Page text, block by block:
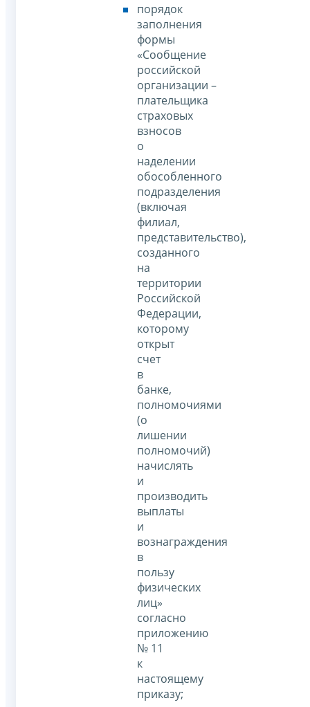
порядок
заполнения
формы
«Сообщение
российской
организации –
плательщика
страховых
взносов
о
наделении
обособленного
подразделения
(включая
филиал,
представительство),
созданного
на
территории
Российской
Федерации,
которому
открыт
счет
в
банке,
полномочиями
(о
лишении
полномочий)
начислять
и
производить
выплаты
и
вознаграждения
в
пользу
физических
лиц»
согласно
приложению
№ 11
к
настоящему
приказу;